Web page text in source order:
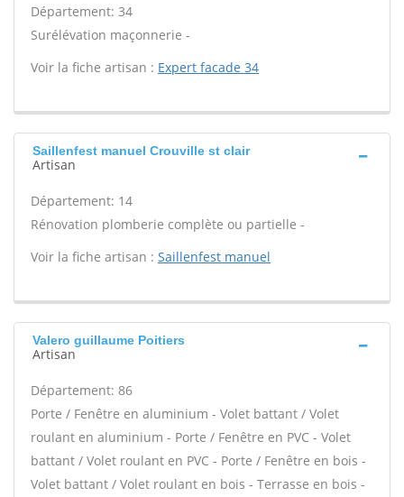
Département: 34
Surélévation maçonnerie -
Voir la fiche artisan : Expert facade 34
Saillenfest manuel Crouville st clair
Artisan
Département: 14
Rénovation plomberie complète ou partielle -
Voir la fiche artisan : Saillenfest manuel
Valero guillaume Poitiers
Artisan
Département: 86
Porte / Fenêtre en aluminium - Volet battant / Volet
roulant en aluminium - Porte / Fenêtre en PVC - Volet
battant / Volet roulant en PVC - Porte / Fenêtre en bois -
Volet battant / Volet roulant en bois - Terrasse en bois -